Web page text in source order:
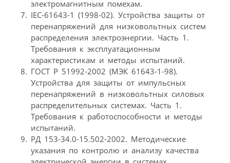
электромагнитным помехам.
IEC-61643-1 (1998-02). Устройства защиты от
перенапряжений для низковольтных систем
распределения электроэнергии. Часть 1.
Требования к эксплуатационным
характеристикам и методы испытаний.
ГОСТ Р 51992-2002 (МЭК 61643-1-98).
Устройства для защиты от импульсных
перенапряжений в низковольтных силовых
распределительных системах. Часть 1.
Требования к работоспособности и методы
испытаний.
РД 153-34.0-15.502-2002. Методические
указания по контролю и анализу качества